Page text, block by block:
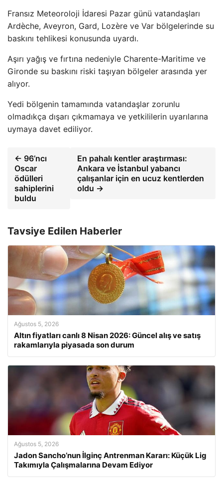
Fransız Meteoroloji İdaresi Pazar günü vatandaşları
Ardèche, Aveyron, Gard, Lozère ve Var bölgelerinde su
baskını tehlikesi konusunda uyardı.
Aşırı yağış ve fırtına nedeniyle Charente-Maritime ve
Gironde su baskını riski taşıyan bölgeler arasında yer
alıyor.
Yedi bölgenin tamamında vatandaşlar zorunlu
olmadıkça dışarı çıkmamaya ve yetkililerin uyarılarına
uymaya davet ediliyor.
← 96’ncı
Oscar
ödülleri
sahiplerini
buldu
En pahalı kentler araştırması:
Ankara ve İstanbul yabancı
çalışanlar için en ucuz kentlerden
oldu →
Tavsiye Edilen Haberler
Ağustos 5, 2026
Altın fiyatları canlı 8 Nisan 2026: Güncel alış ve satış
rakamlarıyla piyasada son durum
Ağustos 5, 2026
Jadon Sancho’nun İlginç Antrenman Kararı: Küçük Lig
Takımıyla Çalışmalarına Devam Ediyor